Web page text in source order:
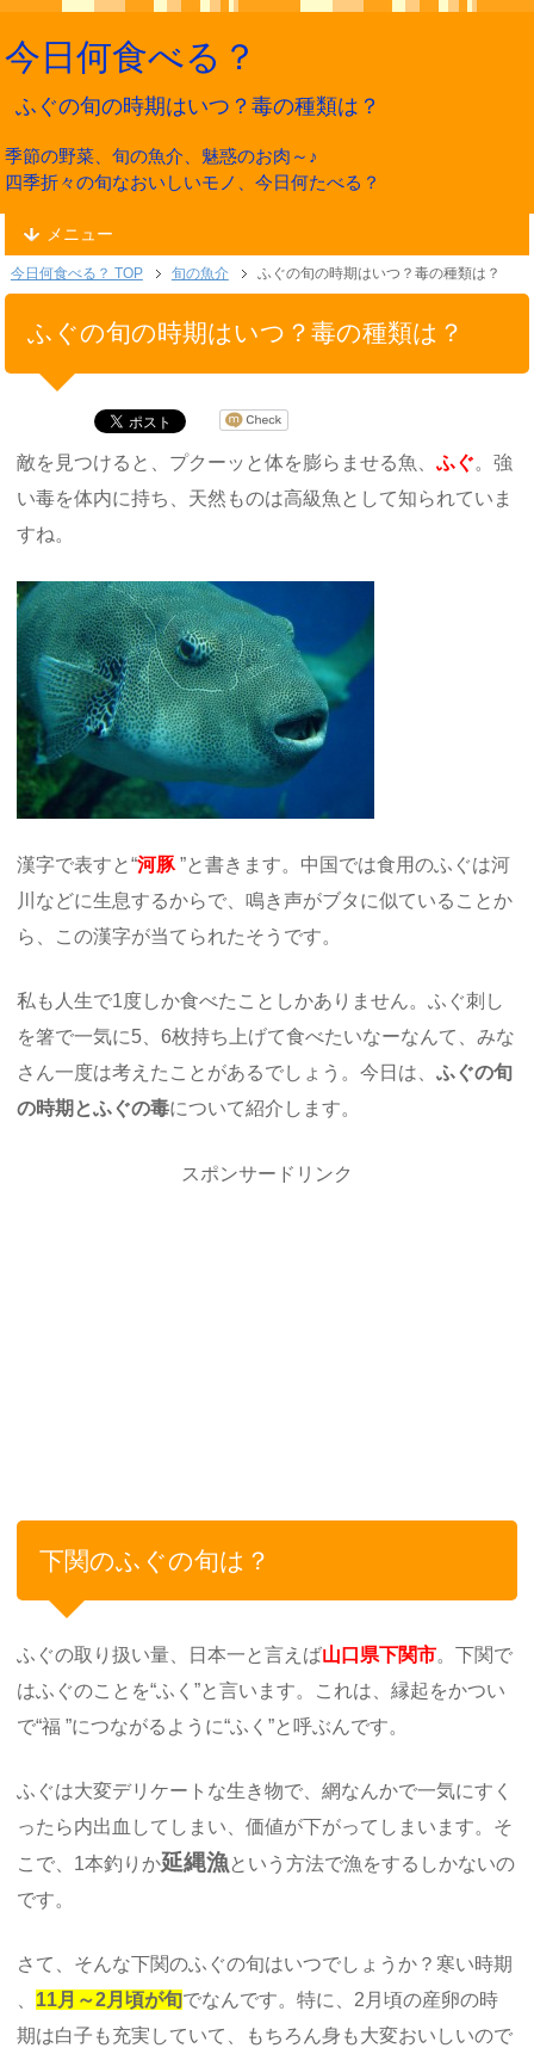
今日何食べる？
ふぐの旬の時期はいつ？毒の種類は？
季節の野菜、旬の魚介、魅惑のお肉～♪
四季折々の旬なおいしいモノ、今日何たべる？
メニュー
今日何食べる？ TOP 旬の魚介 ふぐの旬の時期はいつ？毒の種類は？
ふぐの旬の時期はいつ？毒の種類は？
敵を見つけると、プクーッと体を膨らませる魚、ふぐ。強
い毒を体内に持ち、天然ものは高級魚として知られていま
すね。
漢字で表すと“河豚”と書きます。中国では食用のふぐは河
川などに生息するからで、鳴き声がブタに似ていることか
ら、この漢字が当てられたそうです。
私も人生で1度しか食べたことしかありません。ふぐ刺し
を箸で一気に5、6枚持ち上げて食べたいなーなんて、みな
さん一度は考えたことがあるでしょう。今日は、ふぐの旬
の時期とふぐの毒について紹介します。
スポンサードリンク
下関のふぐの旬は？
ふぐの取り扱い量、日本一と言えば山口県下関市。下関で
はふぐのことを“ふく”と言います。これは、縁起をかつい
で“福 ”につながるように“ふく”と呼ぶんです。
ふぐは大変デリケートな生き物で、網なんかで一気にすく
ったら内出血してしまい、価値が下がってしまいます。そ
こで、1本釣りか延縄漁という方法で漁をするしかないの
です。
さて、そんな下関のふぐの旬はいつでしょうか？寒い時期
11月～2月頃が旬でなんです。特に、2月頃の産卵の時
期は白子も充実していて、もちろん身も大変おいしいので